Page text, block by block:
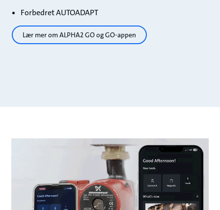
Forbedret AUTOADAPT
Lær mer om ALPHA2 GO og GO-appen